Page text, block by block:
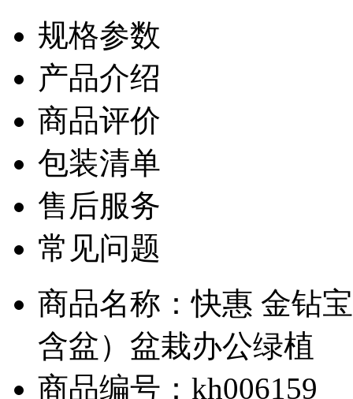
规格参数
产品介绍
商品评价
包装清单
售后服务
常见问题
商品名称：快惠 金钻
含盆）盆栽办公绿植
商品编号：kh006159